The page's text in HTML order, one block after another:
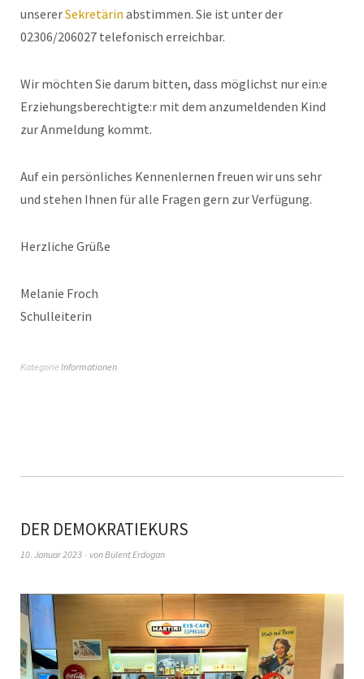
unsererSekretärin abstimmen. Sie ist unter der
02306/206027 telefonisch erreichbar.
Wir möchten Sie darum bitten, dass möglichst nur ein:e
Erziehungsberechtigte:r mit dem anzumeldenden Kind
zur Anmeldung kommt.
Auf ein persönliches Kennenlernen freuen wir uns sehr
und stehen Ihnen für alle Fragen gern zur Verfügung.
Herzliche Grüße
Melanie Froch
Schulleiterin
Kategorie Informationen
DER DEMOKRATIEKURS
10. Januar 2023 vonBülent Erdogan